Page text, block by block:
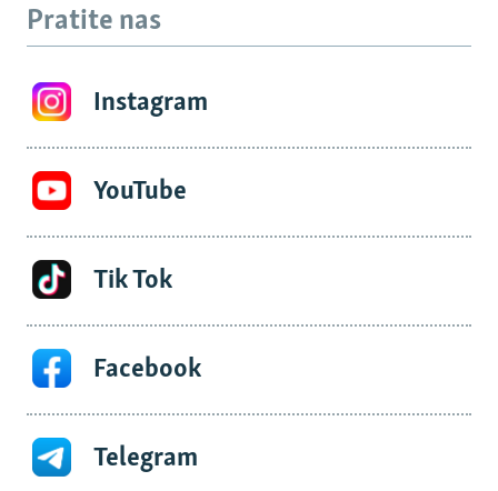
Pratite nas
Instagram
YouTube
Tik Tok
Facebook
Telegram